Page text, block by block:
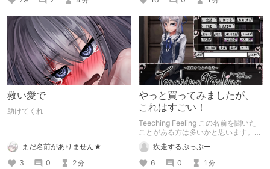
か？
救い愛で
助けてくれ
まだ名前がありません★
3
0 2分
やっと買ってみましたが、
これはすごい！
Teeching Feeling この名前を聞いた
ことがある方は多いかと思います。
し、その良さを身をもって実感しまし
た。
疾走するぷっぷー
6
0 1 分